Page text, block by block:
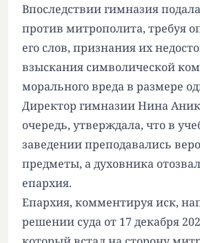
Впоследствии гимназия
против митрополита, требуя
его слов, признания их
взыскания символической
морального вреда в размере
Директор гимназии Нина
очередь, утверждала, что в
заведении преподавались
предметы, а духовника
епархия.
Епархия, комментируя иск,
решении суда от 17 декабря